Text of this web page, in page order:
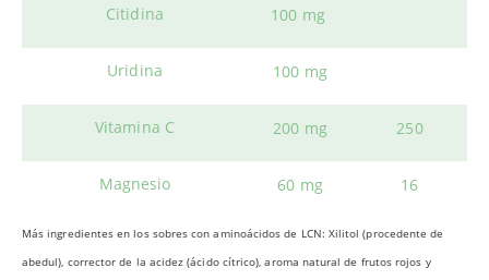
Citidina 100 mg
Uridina 100 mg
Vitamina C 200 mg 250
Magnesio 60 mg 16
Más ingredientes en los sobres con aminoácidos de LCN: Xilitol (procedente de
abedul), corrector de la acidez (ácido cítrico), aroma natural de frutos rojos y